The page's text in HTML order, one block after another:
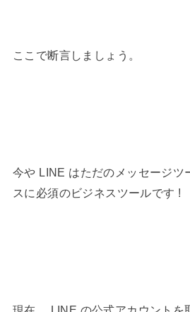
ここで断言しましょう。
今や LINE はただのメッセージツ
スに必須のビジネスツールです !